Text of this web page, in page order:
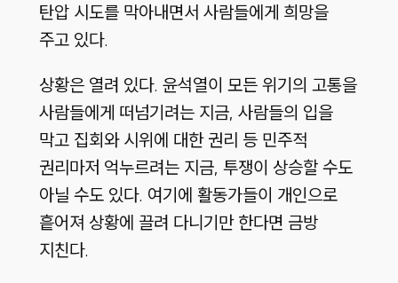
탄압 시도를 막아내면서 사람들에게 희망을
주고 있다.
상황은 열려 있다. 윤석열이 모든 위기의 고통을
사람들에게 떠넘기려는 지금, 사람들의 입을
막고 집회와 시위에 대한 권리 등 민주적
권리마저 억누르려는 지금, 투쟁이 상승할 수도
아닐 수도 있다. 여기에 활동가들이 개인으로
흩어져 상황에 끌려 다니기만 한다면 금방
지친다.